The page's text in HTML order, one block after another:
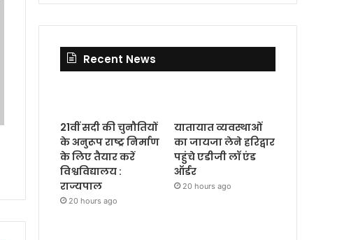
Recent News
21वीं सदी की चुनौतियों
के अनुरूप राष्ट्र निर्माण
के लिए तैयार करें
विश्वविद्यालय :
राज्यपाल
20 hours ago
यातायात व्यवस्थाओं
का जायजा लेने हरिद्वार
पहुंचे एडीजी लॉ एंड
ऑर्डर
20 hours ago